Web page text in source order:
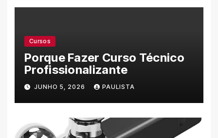
Cursos
Porque Fazer Curso Técnico
Profissionalizante
JUNHO 5, 2026 PAULISTA